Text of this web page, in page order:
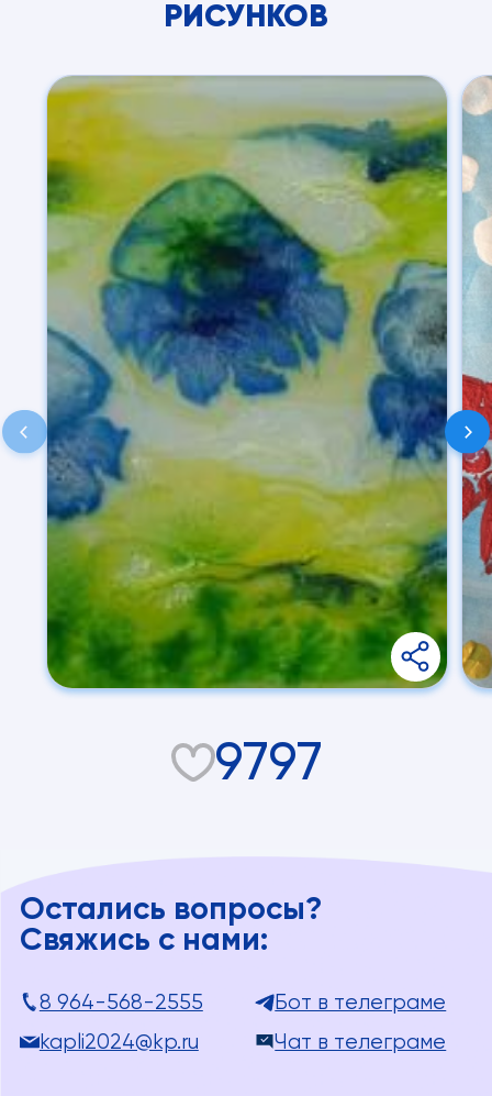
РИСУНКОВ
9797
Остались вопросы?
Свяжись с нами:
8 964-568-2555
Бот в телеграме
kapli2024@kp.ru
Чат в телеграме